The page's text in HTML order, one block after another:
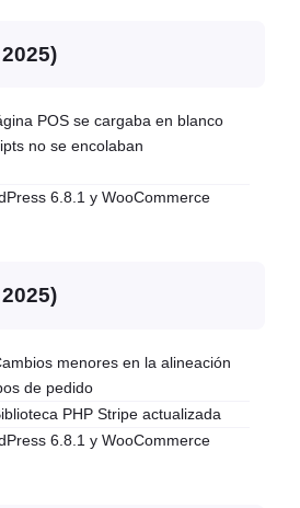
POS se cargaba en blanco
no se encolaban
6.8.1 y WooCommerce
menores en la alineación
de pedido
PHP Stripe actualizada
6.8.1 y WooCommerce